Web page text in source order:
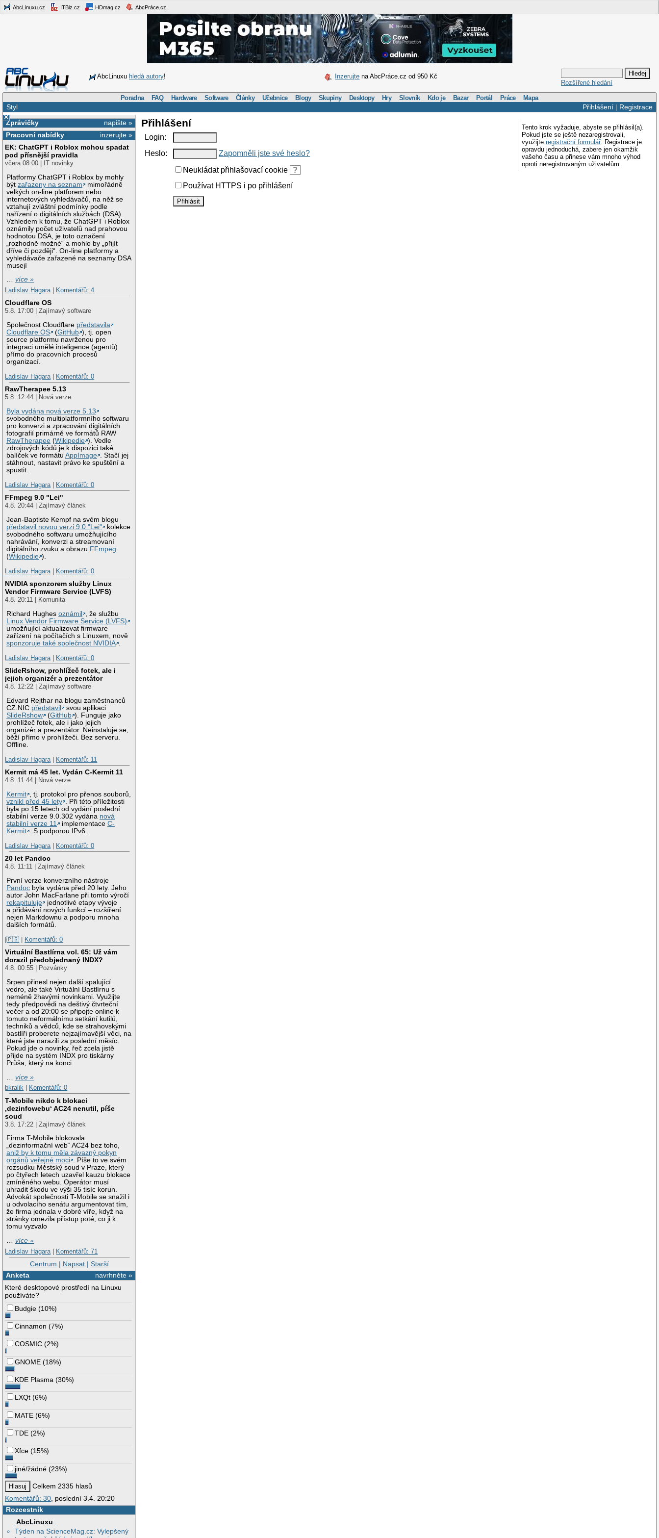
AbcLinuxu.cz ITBiz.cz HDmag.cz AbcPráce.cz
AbcLinuxu hledá autory! Inzerujte na AbcPráce.cz od 950 Kč
Rozšířené hledání
Poradna FAQ Hardware Software Články Učebnice Blogy Skupiny Desktopy Hry Slovník Kdo je Bazar Portál Práce Mapa
Přihlášení| Registrace
Styl
×
napište »
Zprávičky
inzerujte »
Pracovní nabídky
EK: ChatGPT i Roblox mohou spadat
pod přísnější pravidla
včera 08:00 | IT novinky
Platformy ChatGPT i Roblox by mohly
býtzařazeny na seznam
mimořádně
velkých on-line platforem nebo
internetových vyhledávačů, na něž se
vztahují zvláštní podmínky podle
nařízení o digitálních službách (DSA).
Vzhledem k tomu, že ChatGPT i Roblox
oznámily počet uživatelů nad prahovou
hodnotou DSA, je toto označení
„rozhodně možné“ a mohlo by „přijít
dříve či později“. On-line platformy a
vyhledávače zařazené na seznamy DSA
musejí
…více »
Ladislav Hagara
Komentářů: 4
Cloudflare OS
5.8. 17:00 | Zajímavý software
Společnost Cloudflare představila
Cloudflare OS
(GitHub ), tj. open
source platformu navrženou pro
integraci umělé inteligence (agentů)
přímo do pracovních procesů
organizací.
Ladislav Hagara
Komentářů: 0
RawTherapee 5.13
5.8. 12:44 | Nová verze
Byla vydána nová verze 5.13
svobodného multiplatformního softwaru
pro konverzi a zpracování digitálních
fotografií primárně ve formátů RAW
RawTherapee (Wikipedie ). Vedle
zdrojových kódů je k dispozici také
balíček ve formátuAppImage . Stačí jej
stáhnout, nastavit právo ke spuštění a
spustit.
Ladislav Hagara
Komentářů: 0
FFmpeg 9.0 "Lei"
4.8. 20:44 | Zajímavý článek
Jean-Baptiste Kempf na svém blogu
představil novou verzi 9.0 "Lei"
kolekce
svobodného softwaru umožňujícího
nahrávání, konverzi a streamovaní
digitálního zvuku a obrazu FFmpeg
(Wikipedie ).
Ladislav Hagara
Komentářů: 0
NVIDIA sponzorem služby Linux
Vendor Firmware Service (LVFS)
4.8. 20:11 | Komunita
Richard Hughesoznámil
, že službu
Linux Vendor Firmware Service (LVFS)
umožňující aktualizovat firmware
zařízení na počítačích s Linuxem, nově
sponzoruje také společnost NVIDIA .
Ladislav Hagara | Komentářů: 0
SlideRshow, prohlížeč fotek, ale i
jejich organizér a prezentátor
4.8. 12:22 | Zajímavý software
Edvard Rejthar na blogu zaměstnanců
CZ.NIC představil
svou aplikaci
SlideRshow
(GitHub ). Funguje jako
prohlížeč fotek, ale i jako jejich
organizér a prezentátor. Neinstaluje se,
běží přímo v prohlížeči. Bez serveru.
Offline.
Ladislav Hagara | Komentářů: 11
Kermit má 45 let. Vydán C-Kermit 11
4.8. 11:44 | Nová verze
Kermit , tj. protokol pro přenos souborů,
vznikl před 45 lety . Při této příležitosti
byla po 15 letech od vydání poslední
stabilní verze 9.0.302 vydána nová
stabilní verze 11
implementaceC-
Kermit . S podporou IPv6.
Ladislav Hagara | Komentářů: 0
20 let Pandoc
4.8. 11:11 | Zajímavý článek
První verze konverzního nástroje
Pandoc byla vydána před 20 lety. Jeho
autor John MacFarlane při tomto výročí
rekapituluje
jednotlivé etapy vývoje
a přidávání nových funkcí – rozšíření
nejen Markdownu a podporu mnoha
dalších formátů.
|🇵🇸 | Komentářů: 0
Virtuální Bastlírna vol. 65: Už vám
dorazil předobjednaný INDX?
4.8. 00:55 | Pozvánky
Srpen přinesl nejen další spalující
vedro, ale také Virtuální Bastlírnu s
neméně žhavými novinkami. Využijte
tedy předpovědi na deštivý čtvrteční
večer a od 20:00 se připojte online k
tomuto neformálnímu setkání kutilů,
techniků a vědců, kde se strahovskými
bastlíři proberete nejzajímavější věci, na
které jste narazili za poslední měsíc.
Pokud jde o novinky, řeč zcela jistě
přijde na systém INDX pro tiskárny
Průša, který na konci
…více »
bkralik
Komentářů: 0
T-Mobile nikdo k blokaci
‚dezinfowebu‘ AC24 nenutil, píše
soud
3.8. 17:22 | Zajímavý článek
Firma T-Mobile blokovala
„dezinformační web“ AC24 bez toho,
aniž by k tomu měla závazný pokyn
orgánů veřejné moci . Píše to ve svém
rozsudku Městský soud v Praze, který
po čtyřech letech uzavřel kauzu blokace
zmíněného webu. Operátor musí
uhradit škodu ve výši 35 tisíc korun.
Advokát společnosti T-Mobile se snažil i
u odvolacího senátu argumentovat tím,
že firma jednala v dobré víře, když na
stránky omezila přístup poté, co ji k
tomu vyzvalo
…více »
Ladislav Hagara | Komentářů: 71
Centrum | Napsat| Starší
navrhněte »
Anketa
Které desktopové prostředí na Linuxu
používáte?
Budgie (10%)
Cinnamon (7%)
COSMIC (2%)
GNOME (18%)
KDE Plasma (30%)
LXQt (6%)
MATE (6%)
TDE (2%)
Xfce (15%)
jiné/žádné (23%)
Celkem 2335 hlasů
Komentářů: 30, poslední 3.4. 20:20
Rozcestník
AbcLinuxu
Týden na ScienceMag.cz: Vylepšený
Tento krok vyžaduje, abyste se přihlásil(a).
Pokud jste se ještě nezaregistrovali,
využijte registrační formulář. Registrace je
opravdu jednoduchá, zabere jen okamžik
vašeho času a přinese vám mnoho výhod
oproti neregistrovaným uživatelům.
Přihlášení
Login:
Heslo:
Zapomněli jste své heslo?
Neukládat přihlašovací cookie
?
Používat HTTPS i po přihlášení